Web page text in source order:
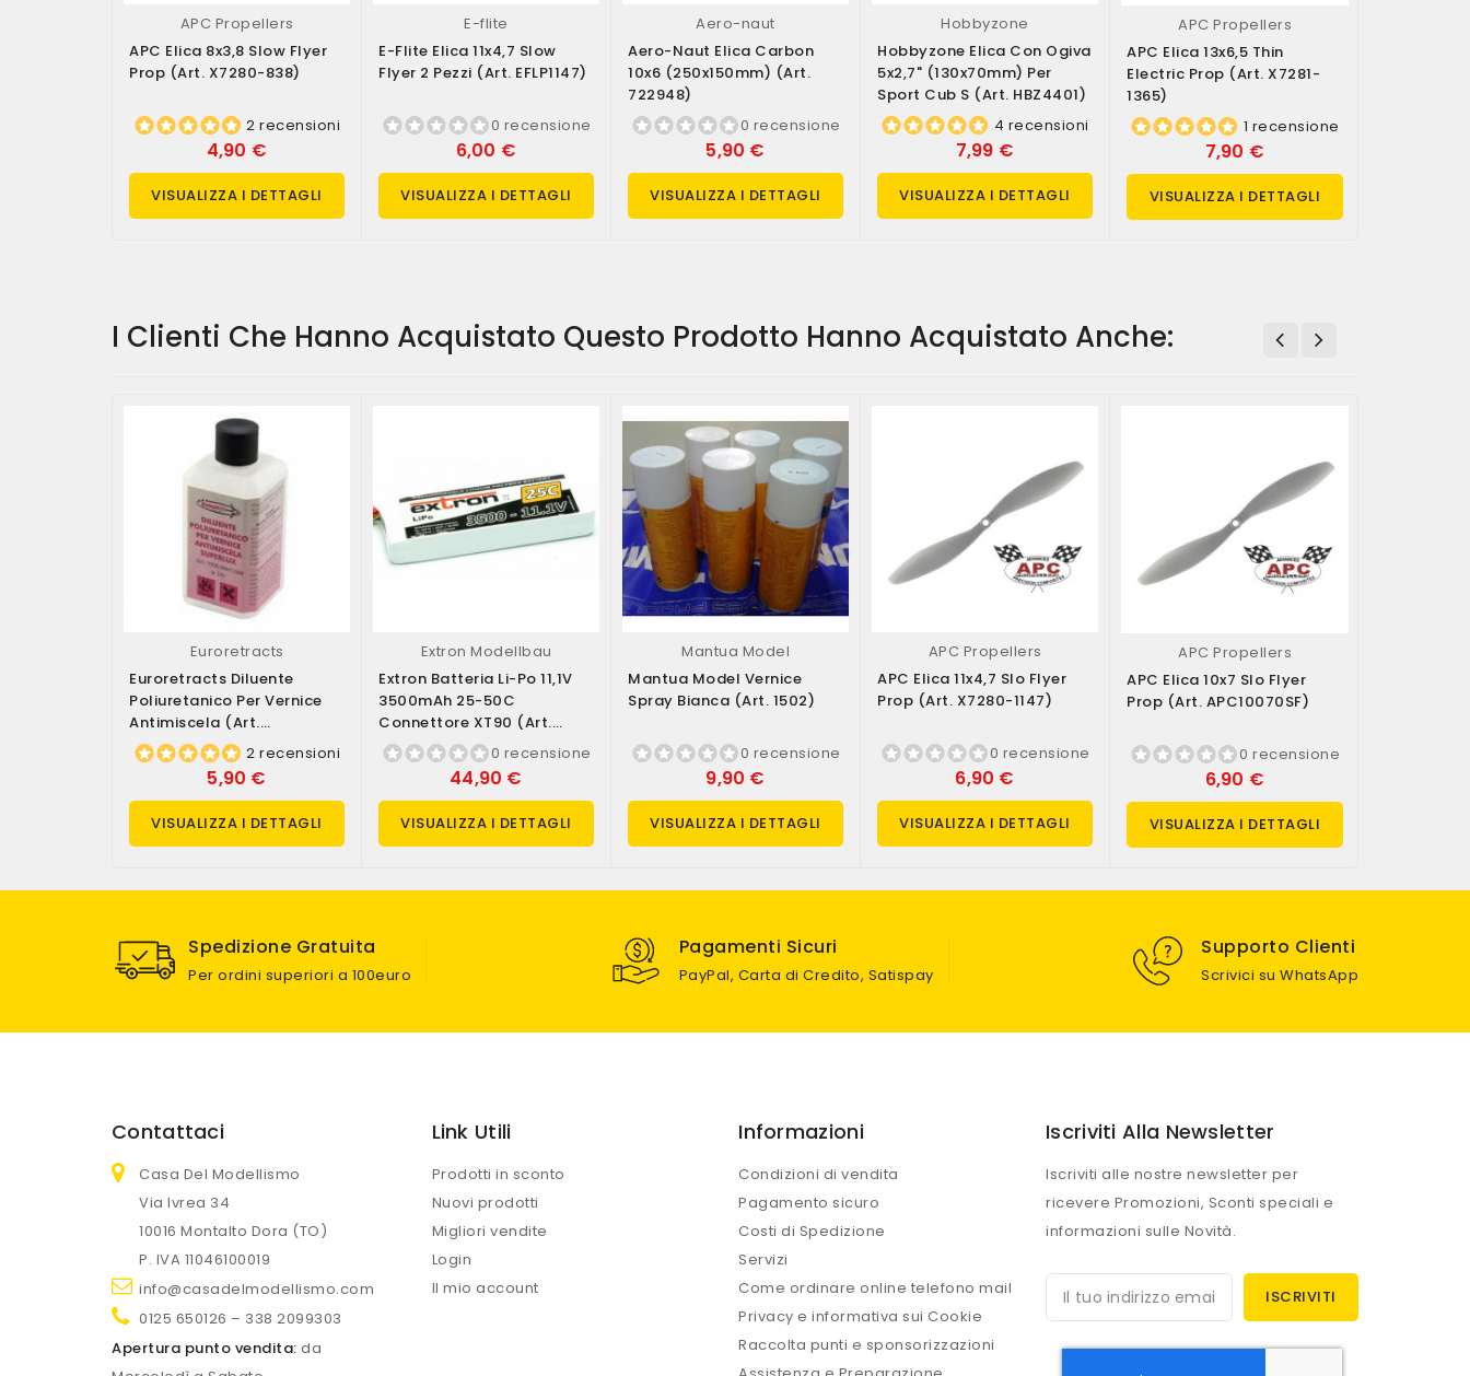
APC Propellers
APC Elica 8x3,8 Slow Flyer
Prop (art. X7280-838)
2 recensioni
4,90 €
VISUALIZZA I DETTAGLI
E-flite
E-Flite Elica 11x4,7 Slow
Flyer 2 Pezzi (art. EFLP1147)
0 recensione
6,00 €
VISUALIZZA I DETTAGLI
Aero-naut
Aero-Naut Elica Carbon
10x6 (250x150mm) (art.
722948)
0 recensione
5,90 €
VISUALIZZA I DETTAGLI
Hobbyzone
Hobbyzone Elica Con Ogiva
5x2,7" (130x70mm) Per
Sport Cub S (art. HBZ4401)
4 recensioni
7,99 €
VISUALIZZA I DETTAGLI
APC Propellers
APC Elica 13x6,5 Thin
Electric Prop (art. X7281-
1365)
1 recensione
7,90 €
VISUALIZZA I DETTAGLI
I Clienti Che Hanno Acquistato Questo Prodotto Hanno Acquistato Anche:
Euroretracts
Euroretracts Diluente
Poliuretanico Per Vernice
Antimiscela (art.
VER/40011/000)2 recensioni
5,90 €
VISUALIZZA I DETTAGLI
Extron Modellbau
Extron Batteria Li-Po 11,1V
3500mAh 25-50C
Connettore XT90 (art.
X6419)
0 recensione
44,90 €
VISUALIZZA I DETTAGLI
Mantua Model
Mantua Model Vernice
Spray Bianca (art. 1502)
0 recensione
9,90 €
VISUALIZZA I DETTAGLI
APC Propellers
APC Elica 11x4,7 Slo Flyer
Prop (art. X7280-1147)
0 recensione
6,90 €
VISUALIZZA I DETTAGLI
APC Propellers
APC Elica 10x7 Slo Flyer
Prop (art. APC10070SF)
0 recensione
6,90 €
VISUALIZZA I DETTAGLI
Spedizione Gratuita
Per ordini superiori a 100euro
Pagamenti Sicuri
PayPal, Carta di Credito, Satispay
Supporto Clienti
Scrivici su WhatsApp
Contattaci
Casa Del Modellismo
Via Ivrea 34
10016 Montalto Dora (TO)
P. IVA 11046100019
info@casadelmodellismo.com
0125 650126 – 338 2099303
Apertura punto vendita: da
Link Utili
Prodotti in sconto
Nuovi prodotti
Migliori vendite
Login
Il mio account
Informazioni
Condizioni di vendita
Pagamento sicuro
Costi di Spedizione
Servizi
Come ordinare online telefono mail
Privacy e informativa sui Cookie
Raccolta punti e sponsorizzazioni
Iscriviti Alla Newsletter
Iscriviti alle nostre newsletter per
ricevere Promozioni, Sconti speciali e
informazioni sulle Novità.